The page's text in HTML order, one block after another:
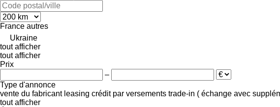
France autres
Ukraine
tout afficher
tout afficher
Prix
–
Type d'annonce
vente du fabricant leasing crédit par versements trade-in ( échange avec
tout afficher